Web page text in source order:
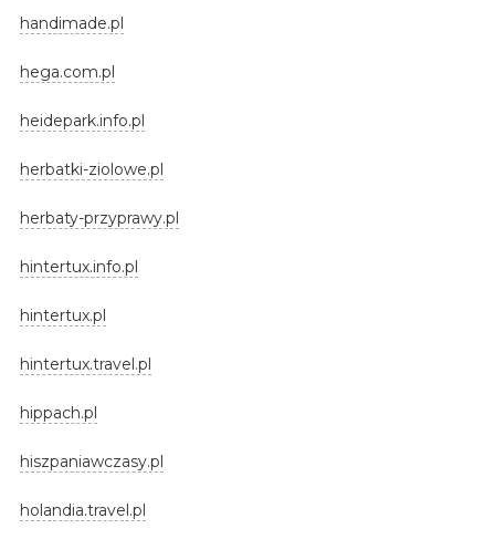
handimade.pl
hega.com.pl
heidepark.info.pl
herbatki-ziolowe.pl
herbaty-przyprawy.pl
hintertux.info.pl
hintertux.pl
hintertux.travel.pl
hippach.pl
hiszpaniawczasy.pl
holandia.travel.pl